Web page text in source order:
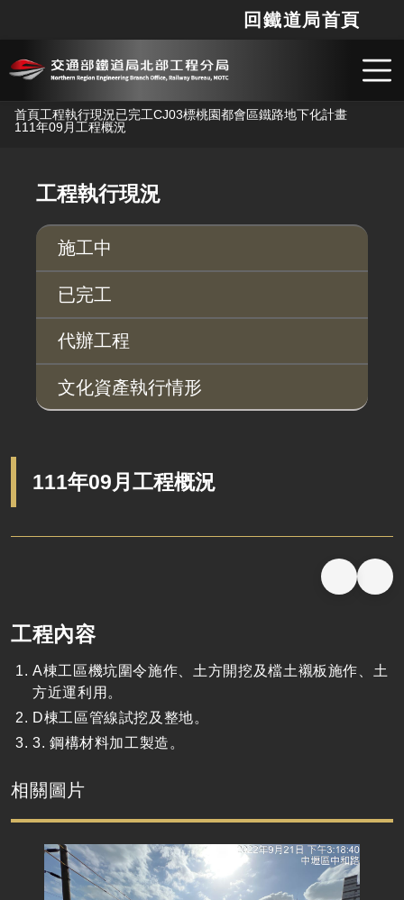
跳到主要內容
回鐵道局首頁
首頁工程執行現況已完工CJ03標桃園都會區鐵路地下化計畫
111年09月工程概況
工程執行現況
施工中
已完工
代辦工程
文化資產執行情形
111年09月工程概況
工程內容
A棟工區機坑圍令施作、土方開挖及檔土襯板施作、土
方近運利用。
D棟工區管線試挖及整地。
3. 鋼構材料加工製造。
相關圖片